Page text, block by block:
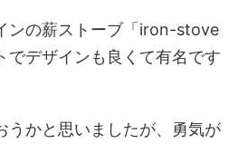
ンの薪ストーブ「iron-stove
でデザインも良くて有名です
うかと思いましたが、勇気が